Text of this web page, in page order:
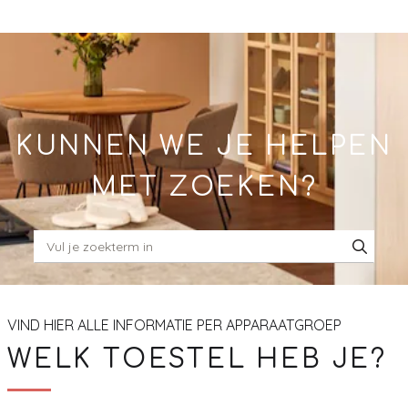
to
KUNNEN WE JE HELPEN
MET ZOEKEN?
VIND HIER ALLE INFORMATIE PER APPARAATGROEP
WELK TOESTEL HEB JE?